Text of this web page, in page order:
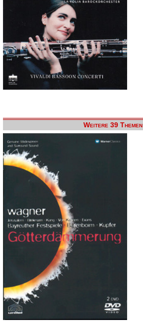
Weitere 39 Themen